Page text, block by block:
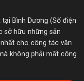
Bình Dương (Số điện
sở hữu những sản
cho công tác văn
không phải mất công